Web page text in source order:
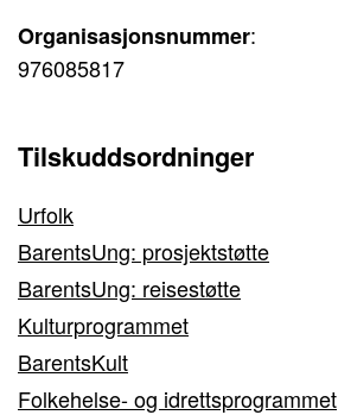
Organisasjonsnummer:
976085817
Tilskuddsordninger
Urfolk
BarentsUng: prosjektstøtte
BarentsUng: reisestøtte
Kulturprogrammet
BarentsKult
Folkehelse- og idrettsprogrammet